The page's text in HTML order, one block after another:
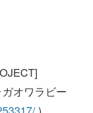
オワラビー
)
数料別途)
オワラビー(子)